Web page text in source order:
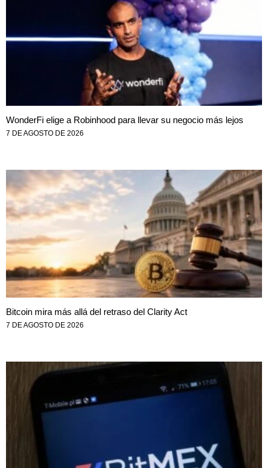
WonderFi elige a Robinhood para llevar su negocio más lejos
7 DE AGOSTO DE 2026
Bitcoin mira más allá del retraso del Clarity Act
7 DE AGOSTO DE 2026